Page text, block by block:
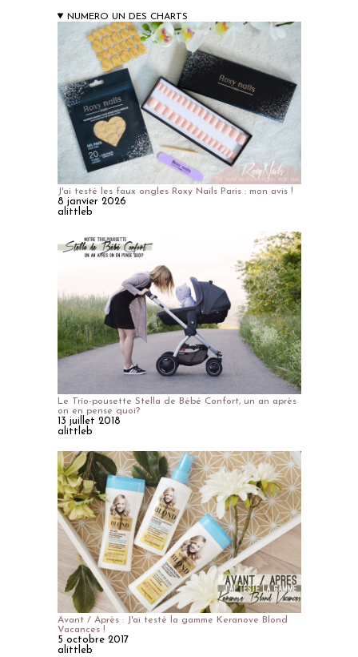
NUMERO UN DES CHARTS
J'ai testé les faux ongles Roxy Nails Paris : mon avis !
8 janvier 2026
alittleb
Le Trio-pousette Stella de Bébé Confort, un an après
on en pense quoi?
13 juillet 2018
alittleb
Avant / Après : J'ai testé la gamme Keranove Blond
Vacances !
5 octobre 2017
alittleb